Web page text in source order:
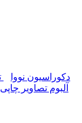
دکوراسیون نووا
آلبوم تصاویر چاپی